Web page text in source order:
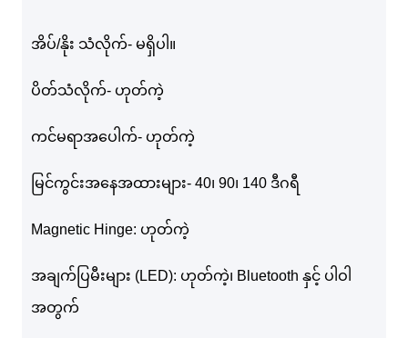
အိပ်/နိုး သံလိုက်- မရှိပါ။
ပိတ်သံလိုက်- ဟုတ်ကဲ့
ကင်မရာအပေါက်- ဟုတ်ကဲ့
မြင်ကွင်းအနေအထားများ- 40၊ 90၊ 140 ဒီဂရီ
Magnetic Hinge: ဟုတ်ကဲ့
အချက်ပြမီးများ (LED): ဟုတ်ကဲ့၊ Bluetooth နှင့် ပါဝါ
အတွက်